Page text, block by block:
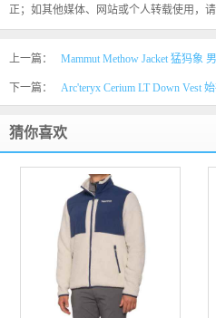
正；如其他媒体、网站或个人转载使用，
上一篇： Mammut Methow Jacket 猛犸象
下一篇： Arc'teryx Cerium LT Down Vest
猜你喜欢